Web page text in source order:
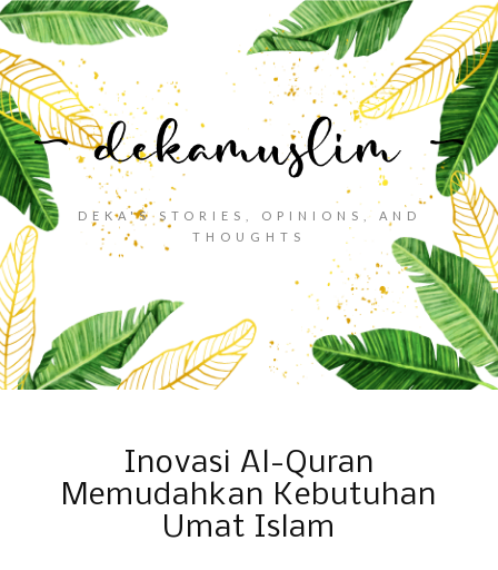
DEKA'S STORIES, OPINIONS, AND
THOUGHTS
Inovasi Al-Quran
Memudahkan Kebutuhan
Umat Islam